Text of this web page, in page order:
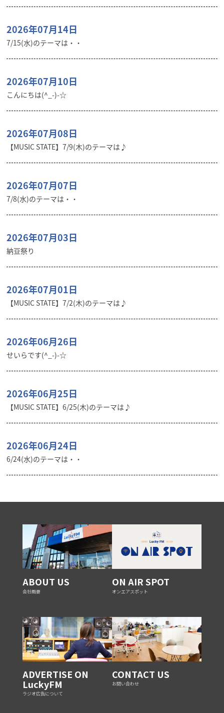
2026年07月14日
7/15(水)のテーマは・・
2026年07月10日
こんにちは(^_-)-☆
2026年07月08日
【MUSIC STATE】7/9(木)のテーマは♪
2026年07月07日
7/8(水)のテーマは・・
2026年07月03日
納豆祭り
2026年07月01日
【MUSIC STATE】7/2(木)のテーマは♪
2026年06月26日
せいらです(^_-)-☆
2026年06月25日
【MUSIC STATE】6/25(木)のテーマは♪
2026年06月24日
6/24(水)のテーマは・・
ABOUT US
会社概要
ON AIR SPOT
オンエアスポット
ADVERTISE ON
LuckyFM
ラジオ広告について
CONTACT US
お問い合わせ